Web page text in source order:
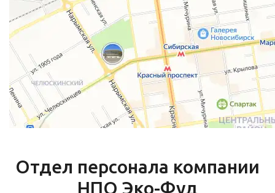
Отдел персонала компании
НПО Эко-Фуд